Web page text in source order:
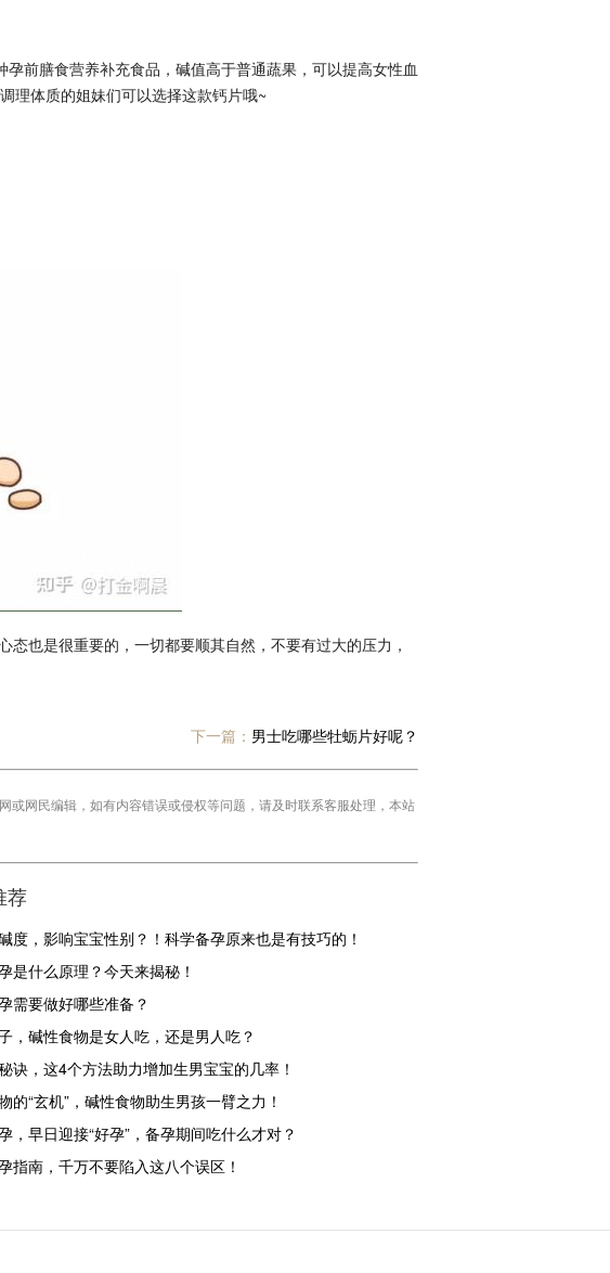
前膳食营养补充食品，碱值高于普通蔬果，可以提高女性血
理体质的姐妹们可以选择这款钙片哦~
也是很重要的，一切都要顺其自然，不要有过大的压力，
下一篇： 男士吃哪些牡蛎片好呢？
网民编辑，如有内容错误或侵权等问题，请及时联系客服处理，本站
荐
度，影响宝宝性别？！科学备孕原来也是有技巧的！
是什么原理？今天来揭秘！
需要做好哪些准备？
，碱性食物是女人吃，还是男人吃？​
诀，这4个方法助力增加生男宝宝的几率！
的“玄机”，碱性食物助生男孩一臂之力！
，早日迎接“好孕”，备孕期间吃什么才对？
指南，千万不要陷入这八个误区！